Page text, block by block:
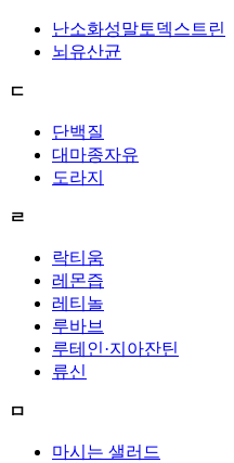
난소화성말토덱스트린
뇌유산균
ㄷ
단백질
대마종자유
도라지
ㄹ
락티움
레몬즙
레티놀
루바브
루테인·지아잔틴
류신
ㅁ
마시는 샐러드